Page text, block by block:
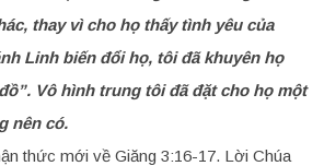
thay vì cho họ thấy tình yêu của
Linh biến đổi họ, tôi đã khuyên họ
Vô hình trung tôi đã đặt cho họ một
nên có.
thức mới về Giăng 3:16-17. Lời Chúa